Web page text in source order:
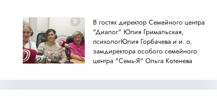
В гостях директор Семейного центра
"Диалог" Юлия Гримальская,
психологЮлия Горбачева и и. о.
замдиректора особого семейного
центра "Семь-Я" Ольга Котенева